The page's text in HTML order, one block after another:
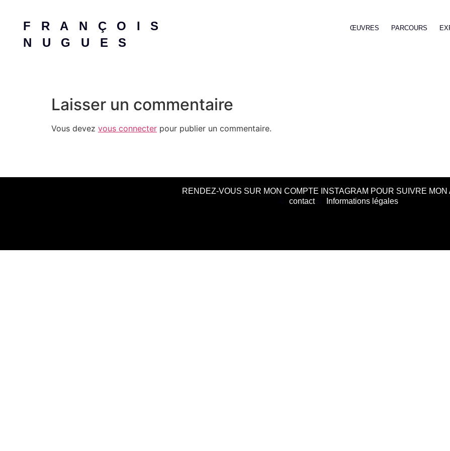
FRANÇOIS
NUGUES
ŒUVRES PARCOURS
Laisser un commentaire
Vous devez vous connecter pour publier un commentaire.
RENDEZ-VOUS SUR MON COMPTE INSTAGRAM POUR SUIVRE MON
contact
Informations légales